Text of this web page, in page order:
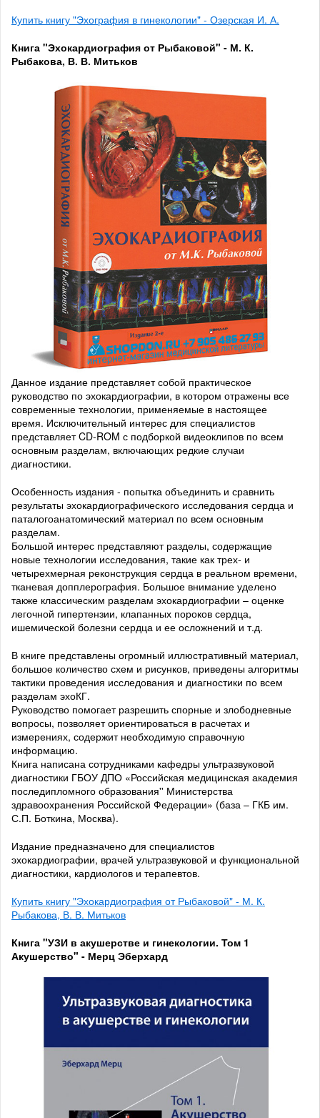
Купить книгу "Эхография в гинекологии" - Озерская И. А.
Книга "Эхокардиография от Рыбаковой" - М. К.
Рыбакова, В. В. Митьков
Данное издание представляет собой практическое
руководство по эхокардиографии, в котором отражены все
современные технологии, применяемые в настоящее
время. Исключительный интерес для специалистов
представляет CD-ROM с подборкой видеоклипов по всем
основным разделам, включающих редкие случаи
диагностики.
Особенность издания - попытка объединить и сравнить
результаты эхокардиографического исследования сердца и
паталогоанатомический материал по всем основным
разделам.
Большой интерес представляют разделы, содержащие
новые технологии исследования, такие как трех- и
четырехмерная реконструкция сердца в реальном времени,
тканевая допплерография. Большое внимание уделено
также классическим разделам эхокардиографии – оценке
легочной гипертензии, клапанных пороков сердца,
ишемической болезни сердца и ее осложнений и т.д.
В книге представлены огромный иллюстративный материал,
большое количество схем и рисунков, приведены алгоритмы
тактики проведения исследования и диагностики по всем
разделам эхоКГ.
Руководство помогает разрешить спорные и злободневные
вопросы, позволяет ориентироваться в расчетах и
измерениях, содержит необходимую справочную
информацию.
Книга написана сотрудниками кафедры ультразвуковой
диагностики ГБОУ ДПО «Российская медицинская академия
последипломного образования'' Министерства
здравоохранения Российской Федерации» (база – ГКБ им.
С.П. Боткина, Москва).
Издание предназначено для специалистов
эхокардиографии, врачей ультразвуковой и функциональной
диагностики, кардиологов и терапевтов.
Купить книгу "Эхокардиография от Рыбаковой" - М. К.
Рыбакова, В. В. Митьков
Книга "УЗИ в акушерстве и гинекологии. Том 1
Акушерство" - Мерц Эберхард